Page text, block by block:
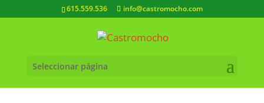
615.559.536 info@castromocho.com
Seleccionar página